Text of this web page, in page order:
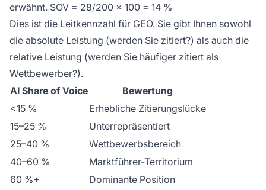
erwähnt. SOV = 28/200 × 100 = 14 %
Dies ist die Leitkennzahl für GEO. Sie gibt Ihnen sowohl
die absolute Leistung (werden Sie zitiert?) als auch die
relative Leistung (werden Sie häufiger zitiert als
Wettbewerber?).
AI Share of Voice
Bewertung
<15 %
Erhebliche Zitierungslücke
15–25 %
Unterrepräsentiert
25–40 %
Wettbewerbsbereich
40–60 %
Marktführer-Territorium
60 %+
Dominante Position